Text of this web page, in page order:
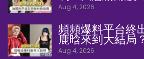
Aug 4, 2026
頻頻爆料平台終
鹿晗來到大結局
Aug 4, 2026